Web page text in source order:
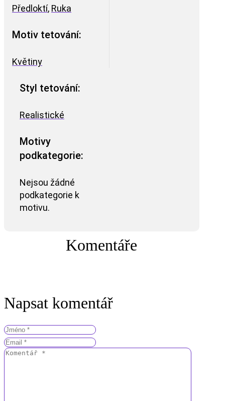
Předloktí, Ruka
Motiv tetování:
Květiny
Styl tetování:
Realistické
Motivy
podkategorie:
Nejsou žádné
podkategorie k
motivu.
Komentáře
Napsat komentář